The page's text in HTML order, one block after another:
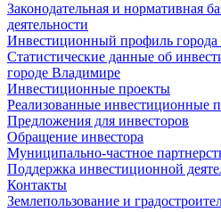
Законодательная и нормативная
деятельности
Инвестиционный профиль
Статистические данные об
городе Владимире
Инвестиционные проекты
Реализованные инвестиционные
Предложения для инвесторов
Обращение инвестора
Муниципально-частное
Поддержка инвестиционной
Контакты
Землепользование и